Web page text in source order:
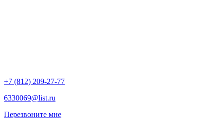
+7 (812) 209-27-77
6330069@list.ru
Перезвоните мне